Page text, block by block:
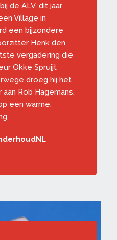
de ALV, dit jaar
Village in
een bijzondere
Henk den
vergadering die
Okke Spruijt
droeg hij het
Rob Hagemans.
een warme,